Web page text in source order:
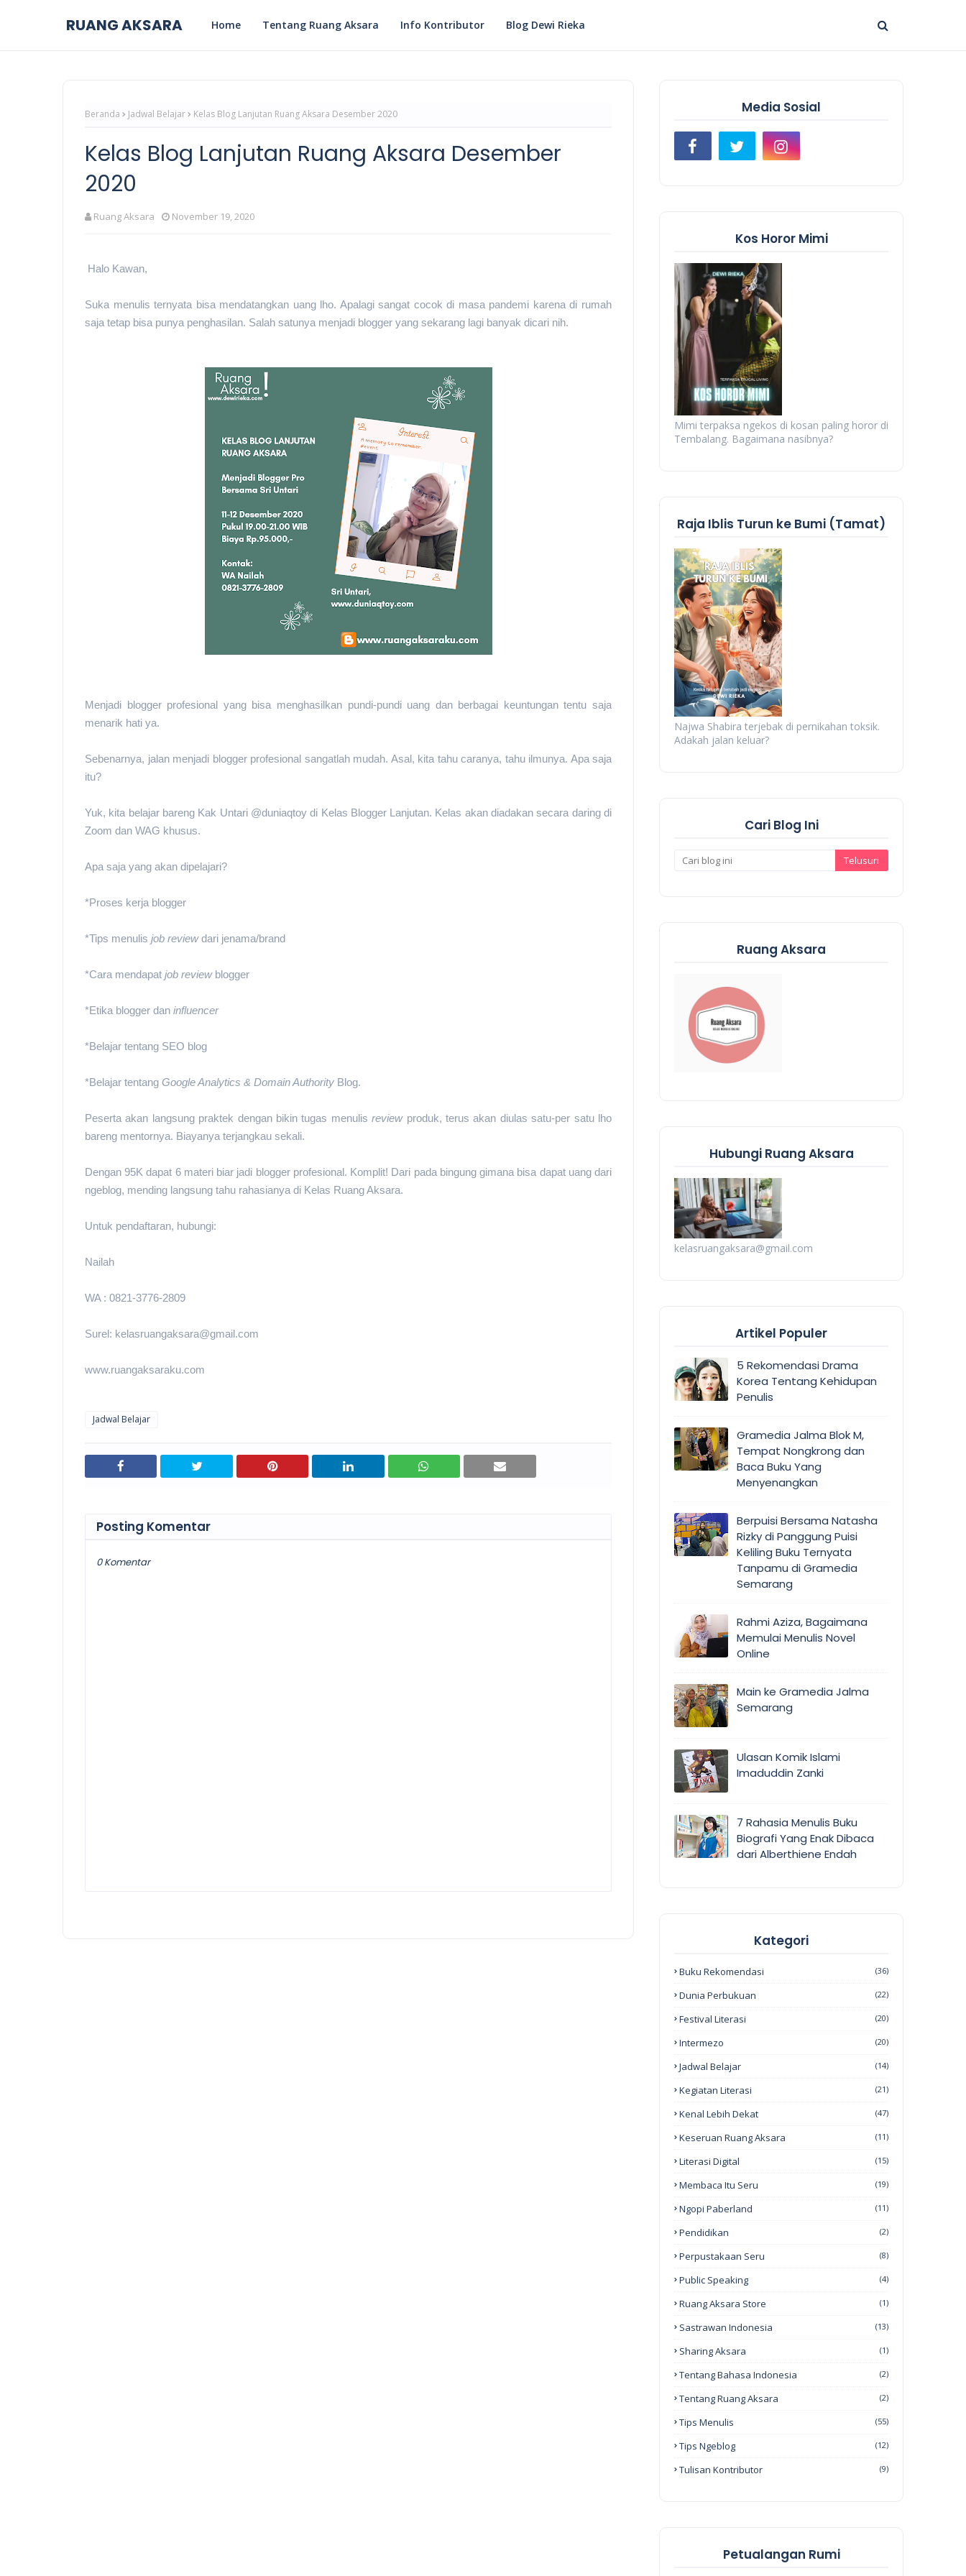
RUANG AKSARA Home Tentang Ruang Aksara Info Kontributor Blog Dewi Rieka
Beranda Jadwal Belajar Kelas Blog Lanjutan Ruang Aksara Desember 2020
Kelas Blog Lanjutan Ruang Aksara Desember
2020
Ruang Aksara November 19, 2020
Halo Kawan,
Suka menulis ternyata bisa mendatangkan uang lho. Apalagi sangat cocok di masa pandemi karena di rumah
saja tetap bisa punya penghasilan. Salah satunya menjadi blogger yang sekarang lagi banyak dicari nih.
Menjadi blogger profesional yang bisa menghasilkan pundi-pundi uang dan berbagai keuntungan tentu saja
menarik hati ya.
Sebenarnya, jalan menjadi blogger profesional sangatlah mudah. Asal, kita tahu caranya, tahu ilmunya. Apa saja
itu?
Yuk, kita belajar bareng Kak Untari @duniaqtoy di Kelas Blogger Lanjutan. Kelas akan diadakan secara daring di
Zoom dan WAG khusus.
Apa saja yang akan dipelajari?
*Proses kerja blogger
*Tips menulis job reviewdari jenama/brand
*Cara mendapat job reviewblogger
*Etika blogger dan influencer
*Belajar tentang SEO blog
*Belajar tentang Google Analytics & Domain Authority Blog.
Peserta akan langsung praktek dengan bikin tugas menulisreviewproduk, terus akan diulas satu-per satu lho
bareng mentornya. Biayanya terjangkau sekali.
Dengan 95K dapat 6 materi biar jadi blogger profesional. Komplit! Dari pada bingung gimana bisa dapat uang dari
ngeblog, mending langsung tahu rahasianya di Kelas Ruang Aksara.
Untuk pendaftaran, hubungi:
Nailah
WA : 0821-3776-2809
Surel: kelasruangaksara@gmail.com
www.ruangaksaraku.com
Jadwal Belajar
Posting Komentar
0 Komentar
Media Sosial
Kos Horor Mimi
Mimi terpaksa ngekos di kosan paling horor di
Tembalang. Bagaimana nasibnya?
Raja Iblis Turun ke Bumi (Tamat)
Najwa Shabira terjebak di pernikahan toksik.
Adakah jalan keluar?
Cari Blog Ini
Ruang Aksara
Hubungi Ruang Aksara
kelasruangaksara@gmail.com
Artikel Populer
5 Rekomendasi Drama
Korea Tentang Kehidupan
Penulis
Gramedia Jalma Blok M,
Tempat Nongkrong dan
Baca Buku Yang
Menyenangkan
Berpuisi Bersama Natasha
Rizky di Panggung Puisi
Keliling Buku Ternyata
Tanpamu di Gramedia
Semarang
Rahmi Aziza, Bagaimana
Memulai Menulis Novel
Online
Main ke Gramedia Jalma
Semarang
Ulasan Komik Islami
Imaduddin Zanki
7 Rahasia Menulis Buku
Biografi Yang Enak Dibaca
dari Alberthiene Endah
Kategori
Buku Rekomendasi (36)
Dunia Perbukuan (22)
Festival Literasi (20)
Intermezo (20)
Jadwal Belajar (14)
Kegiatan Literasi (21)
Kenal Lebih Dekat (47)
Keseruan Ruang Aksara (11)
Literasi Digital (15)
Membaca Itu Seru (19)
Ngopi Paberland (11)
Pendidikan (2)
Perpustakaan Seru (8)
Public Speaking (4)
Ruang Aksara Store (1)
Sastrawan Indonesia (13)
Sharing Aksara (1)
Tentang Bahasa Indonesia (2)
Tentang Ruang Aksara (2)
Tips Menulis (55)
Tips Ngeblog (12)
Tulisan Kontributor (9)
Petualangan Rumi